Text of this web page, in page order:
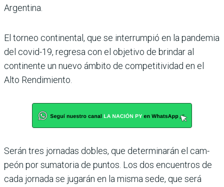
Argentina.
El torneo continental, que se interrumpió en la pan­demia
del covid-19, regresa con el objetivo de brindar al
continente un nuevo ámbito de competitividad en el
Alto Rendimiento.
Serán tres jornadas dobles, que determinarán el cam­
peón por sumatoria de pun­tos. Los dos encuentros de
cada jornada se jugarán en la misma sede, que será